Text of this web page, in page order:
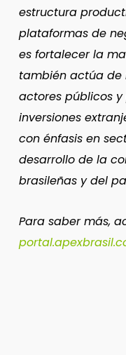
estructura
plataformas de
es fortalecer la
también actúa
actores públicos
inversiones
con énfasis en
desarrollo de la
brasileñas y del
Para saber más,